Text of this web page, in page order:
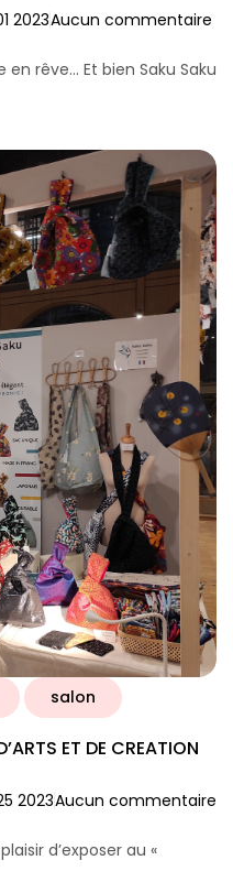
2023Aucun commentaire
rêve… Et bien Saku Saku
salon
ET DE CREATION
2023Aucun commentaire
d’exposer au «